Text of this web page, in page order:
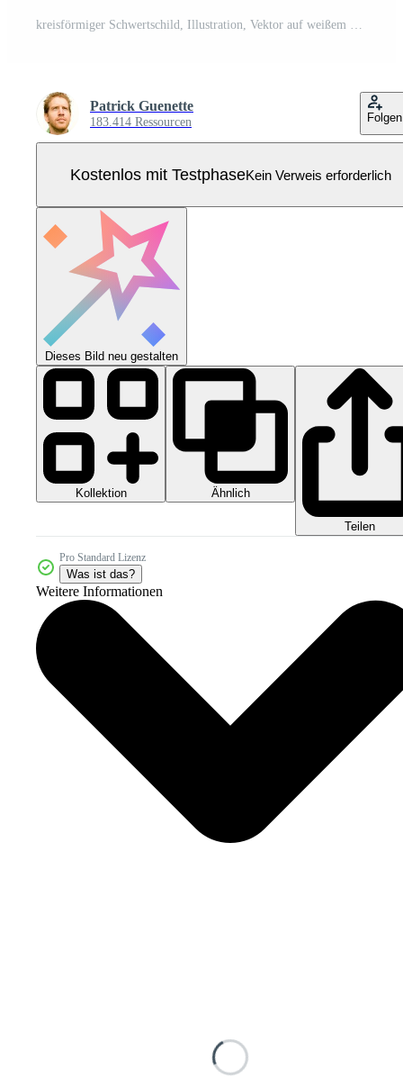
kreisförmiger Schwertschild, Illustration, Vektor auf weißem Hintergrund. Pro Vektor
Patrick Guenette
183.414 Ressourcen Folgen
Kostenlos mit TestphaseKein Verweis erforderlich
Dieses Bild neu gestalten
Kollektion Ähnlich
Teilen
Pro Standard Lizenz
Was ist das?
Weitere Informationen